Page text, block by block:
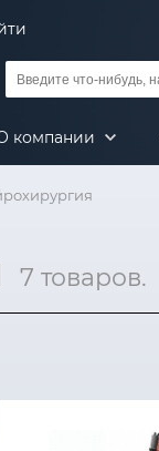
компании
7 товаров.